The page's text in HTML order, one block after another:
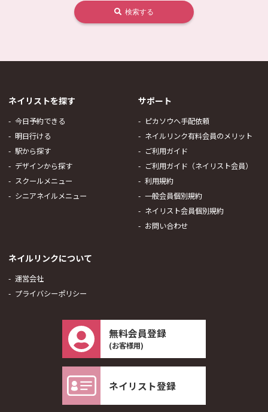
検索する
ネイリストを探す
今日予約できる
明日行ける
駅から探す
デザインから探す
スクールメニュー
シニアネイルメニュー
サポート
ピカソウへ手配依頼
ネイルリンク有料会員のメリット
ご利用ガイド
ご利用ガイド（ネイリスト会員）
利用規約
一般会員個別規約
ネイリスト会員個別規約
お問い合わせ
ネイルリンクについて
運営会社
プライバシーポリシー
無料会員登録
(お客様用)
ネイリスト登録